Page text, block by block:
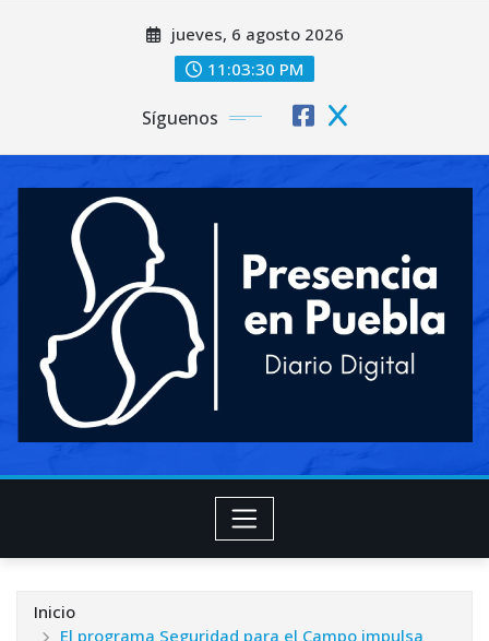
jueves, 6 agosto 2026
11:03:32 PM
Síguenos
Inicio
El programa Seguridad para el Campo impulsa